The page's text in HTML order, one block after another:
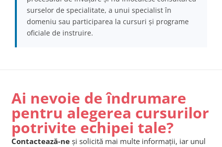
surselor de specialitate, a unui specialist în
domeniu sau participarea la cursuri și programe
oficiale de instruire.
Ai nevoie de îndrumare
pentru alegerea cursurilor
potrivite echipei tale?
Contactează-ne și solicită mai multe informații, iar unul